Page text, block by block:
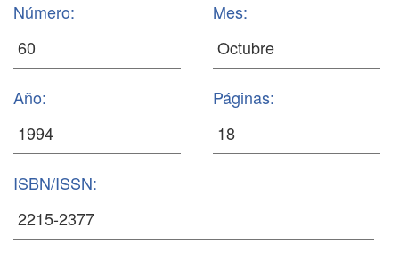
Número: Mes:
Año: Páginas:
ISBN/ISSN: